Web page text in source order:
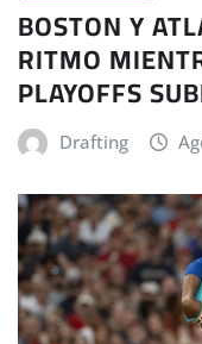
BOSTON Y
RITMO
PLAYOFFS
Drafting